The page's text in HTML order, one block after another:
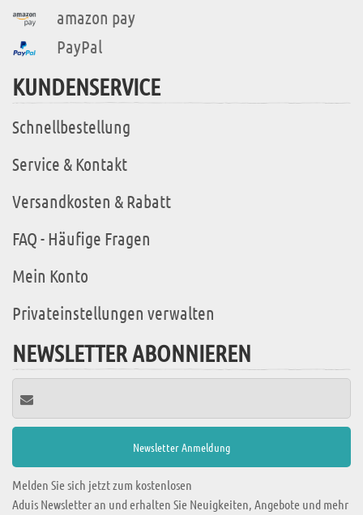
amazon pay
PayPal
KUNDENSERVICE
Schnellbestellung
Service & Kontakt
Versandkosten & Rabatt
FAQ - Häufige Fragen
Mein Konto
Privateinstellungen verwalten
NEWSLETTER ABONNIEREN
Melden Sie sich jetzt zum kostenlosen
Aduis Newsletter an und erhalten Sie Neuigkeiten, Angebote und mehr